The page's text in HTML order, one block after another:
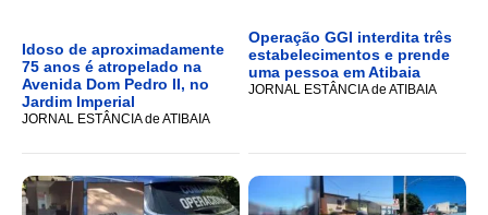
Idoso de aproximadamente
75 anos é atropelado na
Avenida Dom Pedro II, no
Jardim Imperial
JORNAL ESTÂNCIA de ATIBAIA
Operação GGI interdita três
estabelecimentos e prende
uma pessoa em Atibaia
JORNAL ESTÂNCIA de ATIBAIA